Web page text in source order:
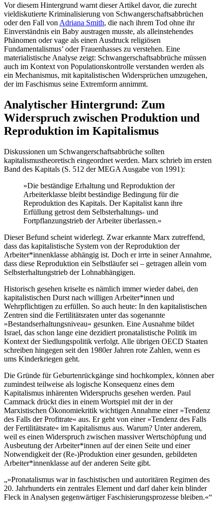
Vor diesem Hintergrund warnt dieser Artikel davor, die zurecht
vieldiskutierte Kriminalisierung von Schwangerschaftsabbrüchen
oder den Fall vonAdriana Smith, die nach ihrem Tod ohne ihr
Einverständnis ein Baby austragen musste, als alleinstehendes
Phänomen oder vage als einen Ausdruck religiösen
Fundamentalismus’ oder Frauenhasses zu verstehen. Eine
materialistische Analyse zeigt: Schwangerschaftsabbrüche müssen
auch im Kontext von Populationskontrolle verstanden werden als
ein Mechanismus, mit kapitalistischen Widersprüchen umzugehen,
der im Faschismus seine Extremform annimmt.
Analytischer Hintergrund: Zum
Widerspruch zwischen Produktion und
Reproduktion im Kapitalismus
Diskussionen um Schwangerschaftsabbrüche sollten
kapitalismustheoretisch eingeordnet werden. Marx schrieb im ersten
Band des Kapitals (S. 512 der MEGA Ausgabe von 1991):
»Die beständige Erhaltung und Reproduktion der
Arbeiterklasse bleibt beständige Bedingung für die
Reproduktion des Kapitals. Der Kapitalist kann ihre
Erfüllung getrost dem Selbsterhaltungs- und
Fortpflanzungstrieb der Arbeiter überlassen.«
Dieser Befund scheint widerlegt. Zwar erkannte Marx zutreffend,
dass das kapitalistische System von der Reproduktion der
Arbeiter*innenklasse abhängig ist. Doch er irrte in seiner Annahme,
dass diese Reproduktion ein Selbstläufer sei – getragen allein vom
Selbsterhaltungstrieb der Lohnabhängigen.
Historisch gesehen kriselte es nämlich immer wieder dabei, den
kapitalistischen Durst nach willigen Arbeiter*innen und
Wehrpflichtigen zu erfüllen. So auch heute: In den kapitalistischen
Zentren sind die Fertilitätsraten unter das sogenannte
»Bestandserhaltungsniveau« gesunken. Eine Ausnahme bildet
Israel, das schon lange eine dezidiert pronatalistische Politik im
Kontext der Siedlungspolitik verfolgt. Alle übrigen OECD Staaten
schreiben hingegen seit den 1980er Jahren rote Zahlen, wenn es
ums Kinderkriegen geht.
Die Gründe für Geburtenrückgänge sind hochkomplex, können aber
zumindest teilweise als logische Konsequenz eines dem
Kapitalismus inhärenten Widerspruchs gesehen werden. Paul
Cammack drückt dies in einem Wortspiel mit der in der
Marxistischen Ökonomiekritik wichtigen Annahme einer »Tendenz
des Falls der Profitrate« aus. Er geht von einer »Tendenz des Falls
der Fertilitätsrate« im Kapitalismus aus. Warum? Unter anderem,
weil es einen Widerspruch zwischen massiver Wertschöpfung und
Ausbeutung der Arbeiter*innen auf der einen Seite und einer
Notwendigkeit der (Re-)Produktion einer gesunden, gebildeten
Arbeiter*innenklasse auf der anderen Seite gibt.
»Pronatalismus war in faschistischen und autoritären Regimen des
20. Jahrhunderts ein zentrales Element und darf daher kein blinder
Fleck in Analysen gegenwärtiger Faschisierungsprozesse bleiben.«